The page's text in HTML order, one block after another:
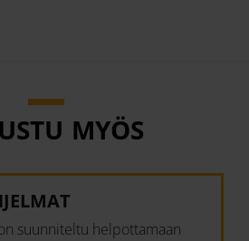
MYÖS
suunniteltu helpottamaan